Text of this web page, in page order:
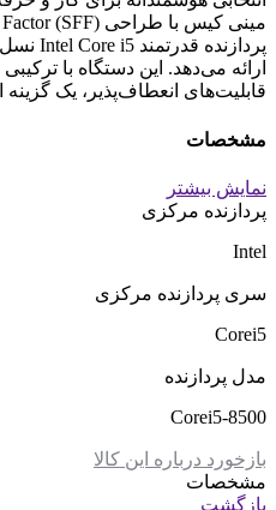
ارائه می‌دهد. این دستگاه با ترکیبی
قابلیت‌های انعطاف‌پذیر، یک
مشخصات
نمایش بیشتر
پردازنده مرکزی
Intel
سری پردازنده مرکزی
Corei5
مدل پردازنده
Corei5-8500
بازخورد درباره این کالا
مشخصات
بازگشت